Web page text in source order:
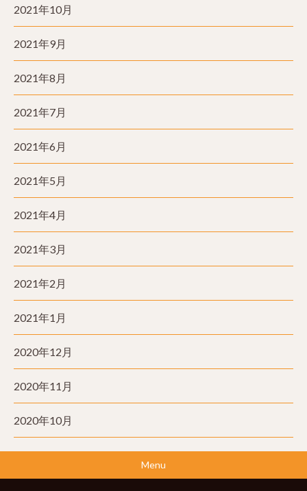
2021年10月
2021年9月
2021年8月
2021年7月
2021年6月
2021年5月
2021年4月
2021年3月
2021年2月
2021年1月
2020年12月
2020年11月
2020年10月
Menu